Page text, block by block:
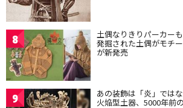
8 土偶なりきりパーカー
発掘された土偶がモチ
が新発売
9 あの装飾は「炎」では
火焔型土器、5000年前